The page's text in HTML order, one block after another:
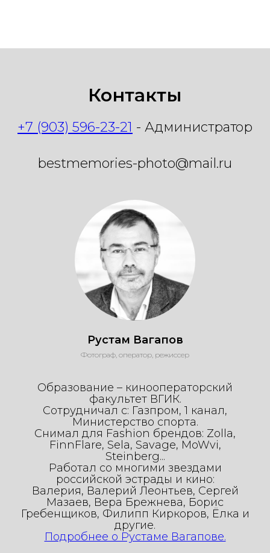
Контакты
+7 (903) 596-23-21 - Администратор
bestmemories-photo@mail.ru
Рустам Вагапов
Фотограф, оператор, режиссер
Образование – кинооператорский
факультет ВГИК.
Сотрудничал с: Газпром, 1 канал,
Министерство спорта.
Снимал для Fashion брендов: Zolla,
FinnFlare, Sela, Savage, MoWvi,
Steinberg...
Работал со многими звездами
российской эстрады и кино:
Валерия, Валерий Леонтьев, Сергей
Мазаев, Вера Брежнева, Борис
Гребенщиков, Филипп Киркоров, Ёлка и
другие.
Подробнее о Рустаме Вагапове.